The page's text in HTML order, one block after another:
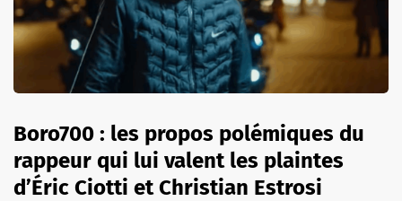
Boro700 : les propos polémiques du
rappeur qui lui valent les plaintes
d’Éric Ciotti et Christian Estrosi